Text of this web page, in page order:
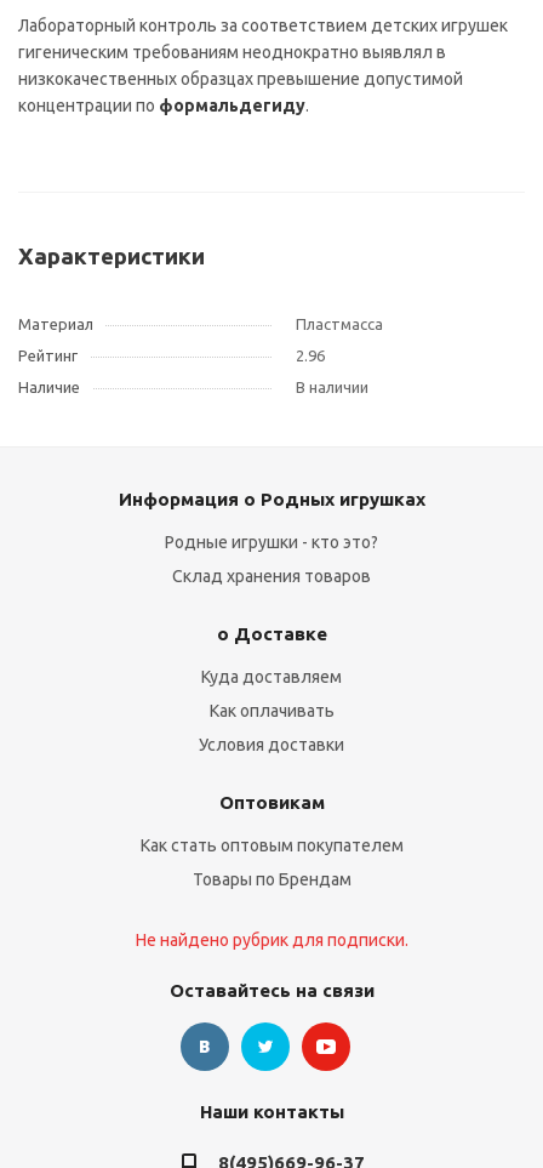
Лабораторный контроль за соответствием детских игрушек
гигеническим требованиям неоднократно выявлял в
низкокачественных образцах превышение допустимой
концентрации по формальдегиду.
Характеристики
Материал
Пластмасса
Рейтинг
2.96
Наличие
В наличии
Информация о Родных игрушках
Родные игрушки - кто это?
Склад хранения товаров
о Доставке
Куда доставляем
Как оплачивать
Условия доставки
Оптовикам
Как стать оптовым покупателем
Товары по Брендам
Не найдено рубрик для подписки.
Оставайтесь на связи
Наши контакты
8(495)669-96-37